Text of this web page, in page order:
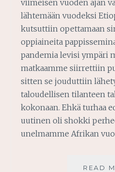
viimeisen vuoden ajan
lähtemään vuodeksi
kutsuttiin opettamaan
oppiaineita
pandemia levisi ympäri
matkaamme siirrettiin
sitten se jouduttiin
taloudellisen tilanteen
kokonaan. Ehkä turhaa
uutinen oli shokki
unelmamme Afrikan
READ